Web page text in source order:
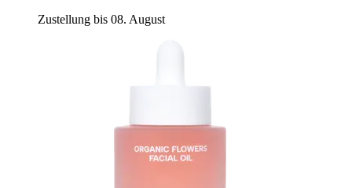
Zustellung bis 08. August